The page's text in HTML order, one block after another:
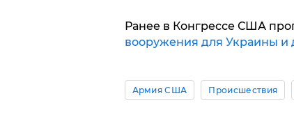
Ранее в Конгрессе США
вооружения для Украины
Армия США Происшествия